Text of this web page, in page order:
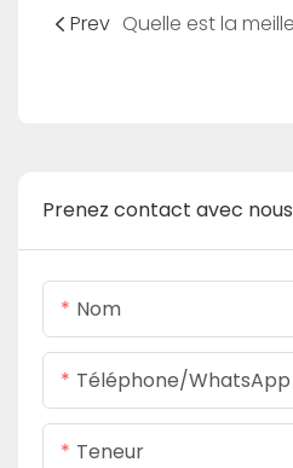
Prev
Prenez contact avec nous
Nom
Téléphone/WhatsApp
Teneur